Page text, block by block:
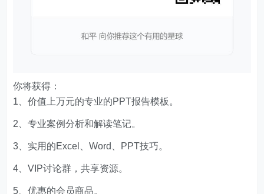
1、价值上万元的专业的PPT报告模板。
3、实用的Excel、Word、PPT技巧。
4、VIP讨论群，共享资源。
5、优惠的会员商品。
6、一次付费只需129元，即可下载本站文章涉及的文件
和软件。